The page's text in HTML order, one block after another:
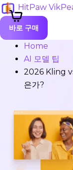
HitPaw
바로 구매
Home
AI 모델 팁
2026 Kling
은가?